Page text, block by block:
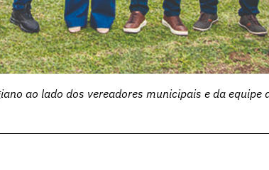
ao lado dos vereadores municipais e da equipe